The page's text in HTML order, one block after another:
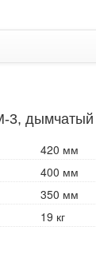
дымчатый
420 мм
400 мм
350 мм
19 кг